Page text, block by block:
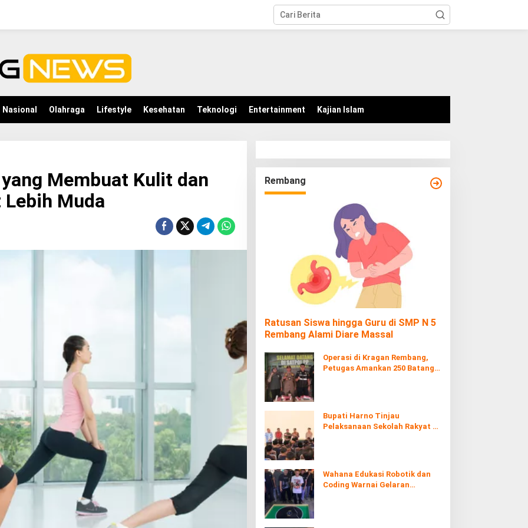
Nasional Olahraga Lifestyle Kesehatan Teknologi Entertainment Kajian Islam
Membuat Kulit dan
Muda
Rembang
Ratusan Siswa hingga Guru di SMP N 5
Rembang Alami Diare Massal
Operasi di Kragan Rembang,
Petugas Amankan 250 Batang
Bupati Harno Tinjau
Pelaksanaan Sekolah Rakyat di
Wahana Edukasi Robotik dan
Coding Warnai Gelaran